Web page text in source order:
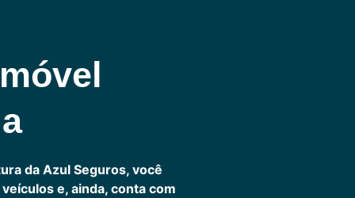
da Azul Seguros, você
e, ainda, conta com